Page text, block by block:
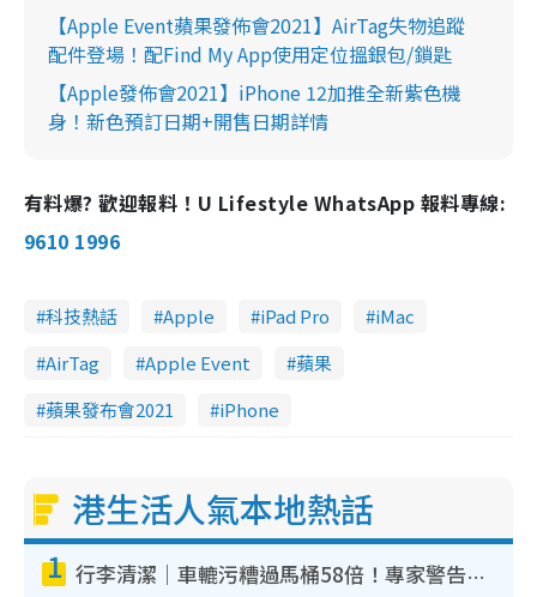
【Apple Event蘋果發佈會2021】AirTag失物追蹤
配件登場！配Find My App使用定位搵銀包/鎖匙
【Apple發佈會2021】iPhone 12加推全新紫色機
身！新色預訂日期+開售日期詳情
有料爆? 歡迎報料！U Lifestyle WhatsApp 報料專線:
9610 1996
科技熱話 Apple iPad Pro
iMac
AirTag
Apple Event
蘋果
蘋果發布會2021
iPhone
港生活人氣本地熱話
1 行李清潔｜車轆污糟過馬桶58倍！專家警告忌用酒精抹 教1招免污手除菌